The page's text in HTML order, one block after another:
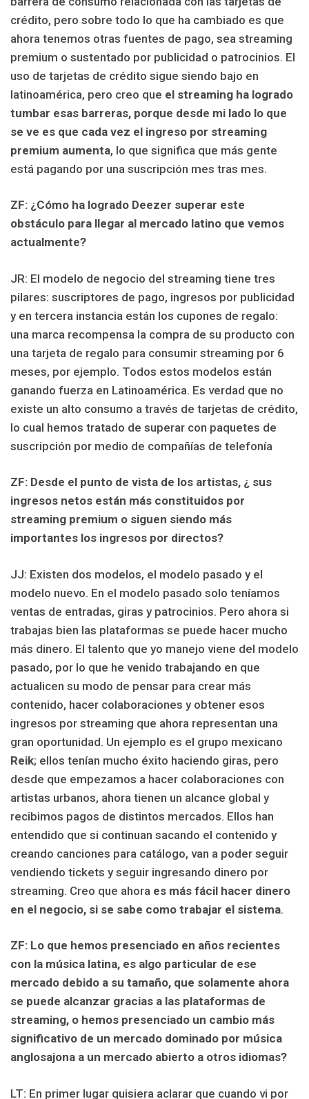
crédito, pero sobre todo lo que ha cambiado es que
ahora tenemos otras fuentes de pago, sea streaming
premium o sustentado por publicidad o patrocinios. El
uso de tarjetas de crédito sigue siendo bajo en
latinoamérica, pero creo que el streaming ha logrado
tumbar esas barreras, porque desde mi lado lo que
se ve es que cada vez el ingreso por streaming
premium aumenta, lo que significa que más gente
está pagando por una suscripción mes tras mes.
ZF: ¿Cómo ha logrado Deezer superar este
obstáculo para llegar al mercado latino que vemos
actualmente?
JR: El modelo de negocio del streaming tiene tres
pilares: suscriptores de pago, ingresos por publicidad
y en tercera instancia están los cupones de regalo:
una marca recompensa la compra de su producto con
una tarjeta de regalo para consumir streaming por 6
meses, por ejemplo. Todos estos modelos están
ganando fuerza en Latinoamérica. Es verdad que no
existe un alto consumo a través de tarjetas de crédito,
lo cual hemos tratado de superar con paquetes de
suscripción por medio de compañías de telefonía
ZF: Desde el punto de vista de los artistas, ¿ sus
ingresos netos están más constituidos por
streaming premium o siguen siendo más
importantes los ingresos por directos?
JJ: Existen dos modelos, el modelo pasado y el
modelo nuevo. En el modelo pasado solo teníamos
ventas de entradas, giras y patrocinios. Pero ahora si
trabajas bien las plataformas se puede hacer mucho
más dinero. El talento que yo manejo viene del modelo
pasado, por lo que he venido trabajando en que
actualicen su modo de pensar para crear más
contenido, hacer colaboraciones y obtener esos
ingresos por streaming que ahora representan una
gran oportunidad. Un ejemplo es el grupo mexicano
Reik; ellos tenían mucho éxito haciendo giras, pero
desde que empezamos a hacer colaboraciones con
artistas urbanos, ahora tienen un alcance global y
recibimos pagos de distintos mercados. Ellos han
entendido que si continuan sacando el contenido y
creando canciones para catálogo, van a poder seguir
vendiendo tickets y seguir ingresando dinero por
streaming. Creo que ahora es más fácil hacer dinero
en el negocio, si se sabe como trabajar el sistema.
ZF: Lo que hemos presenciado en años recientes
con la música latina, es algo particular de ese
mercado debido a su tamaño, que solamente ahora
se puede alcanzar gracias a las plataformas de
streaming, o hemos presenciado un cambio más
significativo de un mercado dominado por música
anglosajona a un mercado abierto a otros idiomas?
LT: En primer lugar quisiera aclarar que cuando vi por